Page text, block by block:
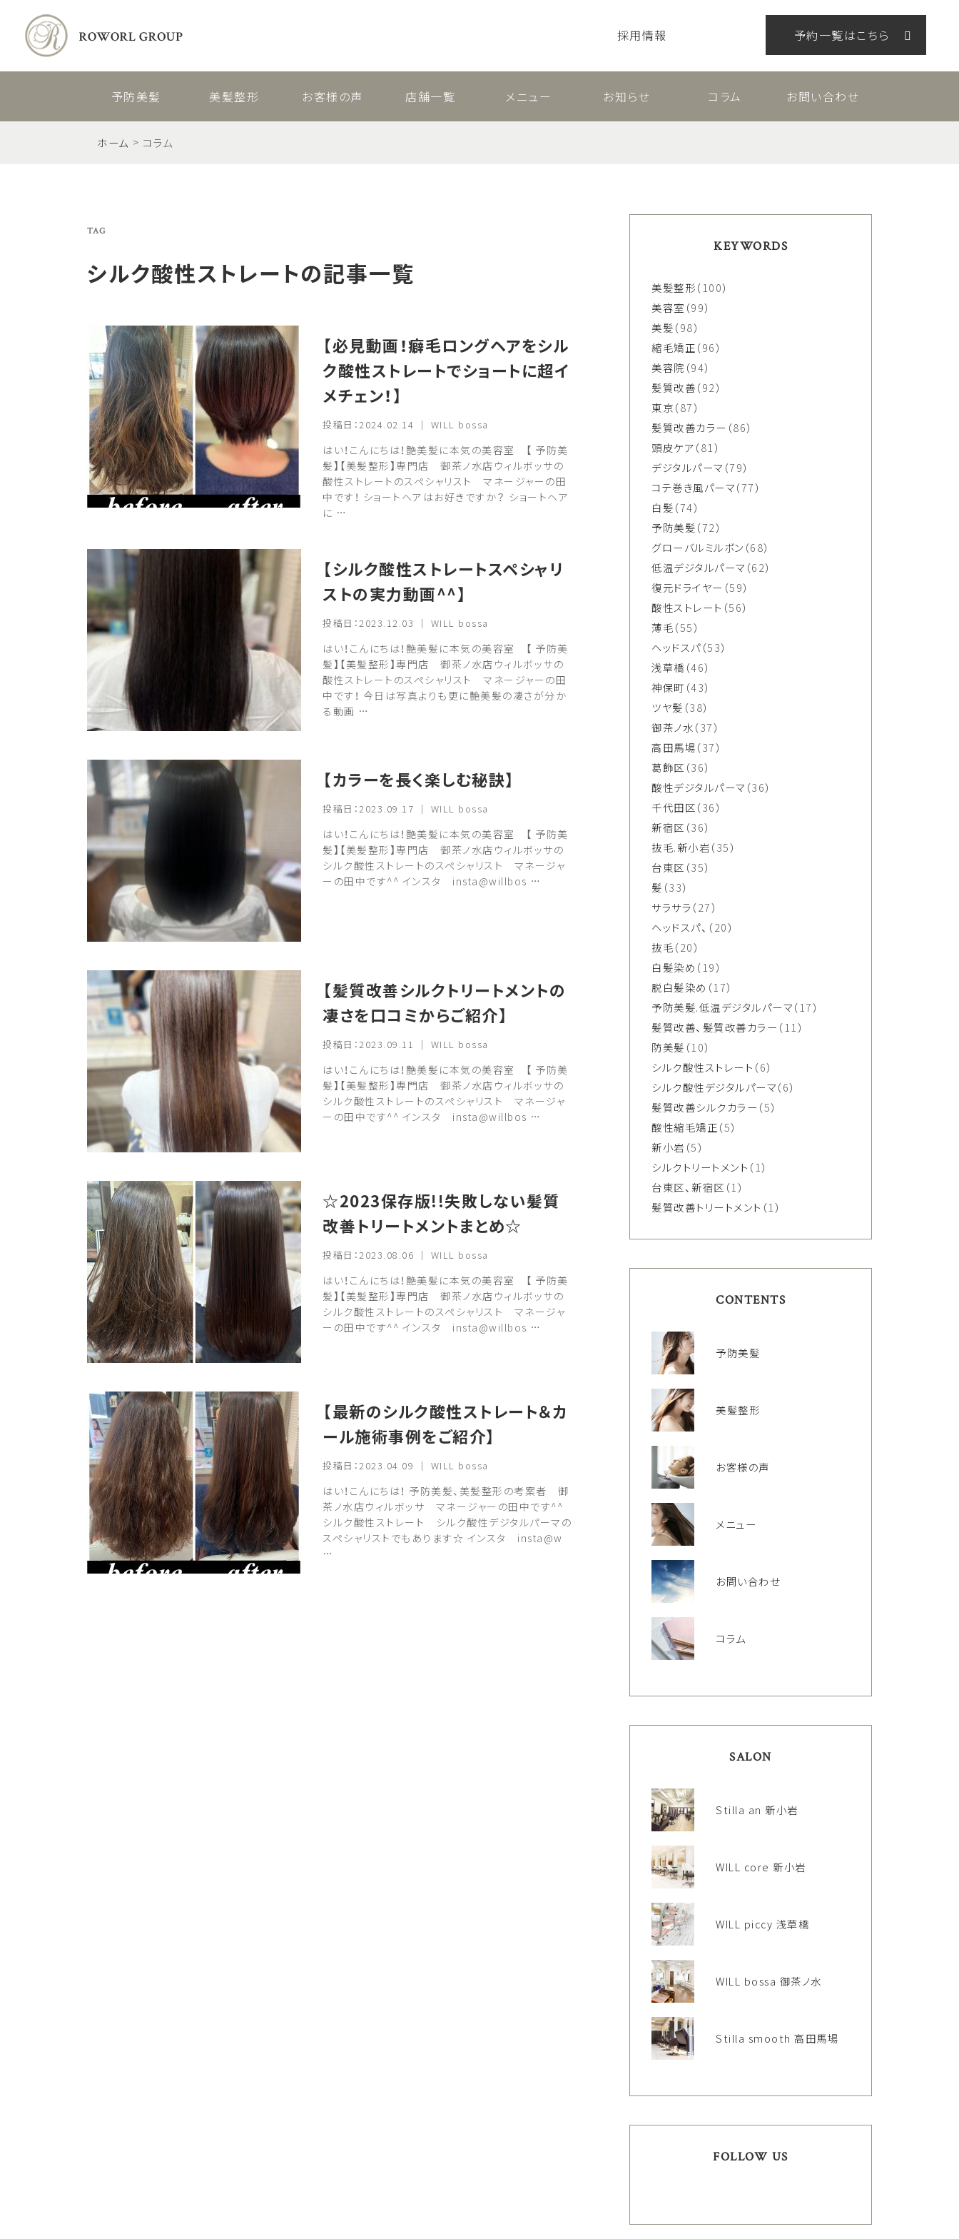
採用情報 予約一覧はこちら
予防美髪 美髪整形 お客様の声 店舗一覧 メニュー お知らせ コラム お問い合わせ
ホーム コラム
TAG
シルク酸性ストレートの記事一覧
【必見動画！癖毛ロングヘアをシル
ク酸性ストレートでショートに超イ
メチェン！】
投稿日：2024.02.14 ｜ WILL bossa
はい！こんにちは！艶美髪に本気の美容室 【 予防美
髪】【美髪整形】専門店 御茶ノ水店ウィルボッサの
酸性ストレートのスペシャリスト マネージャーの田
中です！ ショートヘアはお好きですか？ ショートヘア
に …
【シルク酸性ストレートスペシャリ
ストの実力動画^^】
投稿日：2023.12.03 ｜ WILL bossa
はい！こんにちは！艶美髪に本気の美容室 【 予防美
髪】【美髪整形】専門店 御茶ノ水店ウィルボッサの
酸性ストレートのスペシャリスト マネージャーの田
中です！ 今日は写真よりも更に艶美髪の凄さが分か
る動画 …
【カラーを長く楽しむ秘訣】
投稿日：2023.09.17 ｜ WILL bossa
はい！こんにちは！艶美髪に本気の美容室 【 予防美
髪】【美髪整形】専門店 御茶ノ水店ウィルボッサの
シルク酸性ストレートのスペシャリスト マネージャ
ーの田中です^^ インスタ insta@willbos …
【髪質改善シルクトリートメントの
凄さを口コミからご紹介】
投稿日：2023.09.11 ｜ WILL bossa
はい！こんにちは！艶美髪に本気の美容室 【 予防美
髪】【美髪整形】専門店 御茶ノ水店ウィルボッサの
シルク酸性ストレートのスペシャリスト マネージャ
ーの田中です^^ インスタ insta@willbos …
☆2023保存版!!失敗しない髪質
改善トリートメントまとめ☆
投稿日：2023.08.06 ｜ WILL bossa
はい！こんにちは！艶美髪に本気の美容室 【 予防美
髪】【美髪整形】専門店 御茶ノ水店ウィルボッサの
シルク酸性ストレートのスペシャリスト マネージャ
ーの田中です^^ インスタ insta@willbos …
【最新のシルク酸性ストレート＆カ
ール施術事例をご紹介】
投稿日：2023.04.09 ｜ WILL bossa
はい！こんにちは！ 予防美髪、美髪整形の考案者 御
茶ノ水店ウィルボッサ マネージャーの田中です^^
シルク酸性ストレート シルク酸性デジタルパーマの
スペシャリストでもあります☆ インスタ insta@w
…
KEYWORDS
美髪整形（100）
美容室 （99）
美髪（98）
縮毛矯正（96）
美容院 （94）
髪質改善（92）
東京（87）
髪質改善カラー （86）
頭皮ケア（81）
デジタルパーマ （79）
コテ巻き風パーマ（77）
白髪（74）
予防美髪（72）
グローバルミルボン （68）
低温デジタルパーマ （62）
復元ドライヤー （59）
酸性ストレート （56）
薄毛（55）
ヘッドスパ（53）
浅草橋 （46）
神保町 （43）
ツヤ髪 （38）
御茶ノ水（37）
高田馬場（37）
葛飾区 （36）
酸性デジタルパーマ （36）
千代田区（36）
新宿区 （36）
抜毛.新小岩（35）
台東区 （35）
髪 （33）
サラサラ （27）
ヘッドスパ、 （20）
抜毛（20）
白髪染め （19）
脱白髪染め （17）
予防美髪.低温デジタルパーマ（17）
髪質改善、髪質改善カラー （11）
防美髪 （10）
シルク酸性ストレート （6）
シルク酸性デジタルパーマ（6）
髪質改善シルクカラー （5）
酸性縮毛矯正（5）
新小岩 （5）
シルクトリートメント （1）
台東区、新宿区 （1）
髪質改善トリートメント （1）
CONTENTS
予防美髪
美髪整形
お客様の声
メニュー
お問い合わせ
コラム
SALON
Stilla an 新小岩
WILL core 新小岩
WILL piccy 浅草橋
WILL bossa 御茶ノ水
Stilla smooth 高田馬場
FOLLOW US